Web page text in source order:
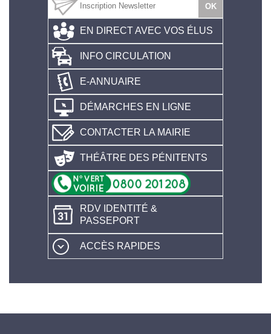
EN DIRECT AVEC VOS ÉLUS
INFO CIRCULATION
E-ANNUAIRE
DÉMARCHES EN LIGNE
CONTACTER LA MAIRIE
THÉÂTRE DES PÉNITENTS
RDV IDENTITÉ &
PASSEPORT
ACCÈS RAPIDES